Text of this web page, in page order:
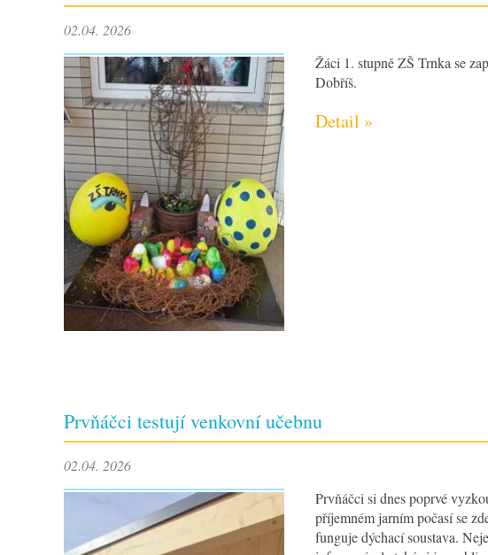
02.04. 2026
Žáci 1. stupně ZŠ Trnka se
Dobříš.
Detail »
Prvňáčci testují venkovní učebnu
02.04. 2026
Prvňáčci si dnes poprvé
příjemném jarním počasí se
funguje dýchací soustava.